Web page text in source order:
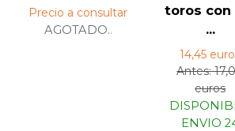
Precio a consultar
AGOTADO..
toros con
...
14,45
Antes:
euros
ENVIO